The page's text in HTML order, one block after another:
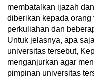
membatalkan ijazah
diberikan kepada
perkuliahan dan
Untuk jelasnya, apa
universitas tersebut,
menganjurkan agar
pimpinan universitas